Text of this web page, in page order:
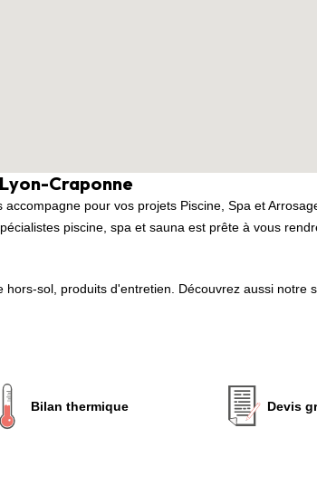
Craponne
pour vos projets Piscine, Spa et
piscine, spa et sauna est prête à vous
sol, produits d'entretien. Découvrez aussi notre
Bilan thermique Devis